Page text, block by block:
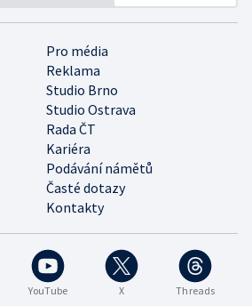
Pro média
Reklama
Studio Brno
Studio Ostrava
Rada ČT
Kariéra
Podávání námětů
Časté dotazy
Kontakty
YouTube X Threads